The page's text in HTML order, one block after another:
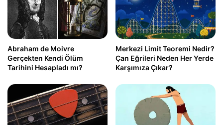
Abraham de Moivre
Gerçekten Kendi Ölüm
Tarihini Hesapladı mı?
Merkezi Limit Teoremi Nedir?
Çan Eğrileri Neden Her Yerde
Karşımıza Çıkar?